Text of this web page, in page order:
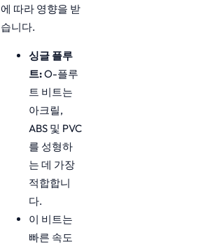
에 따라 영향을 받
습니다.
싱글 플루
트:O-플루
트 비트는
아크릴,
ABS 및 PVC
를 성형하
는 데 가장
적합합니
다.
이 비트는
빠른 속도